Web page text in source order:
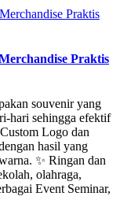
Praktis
souvenir yang
hari sehingga efektif
Logo dan
hasil yang
✨ Ringan dan
olahraga,
Event Seminar,